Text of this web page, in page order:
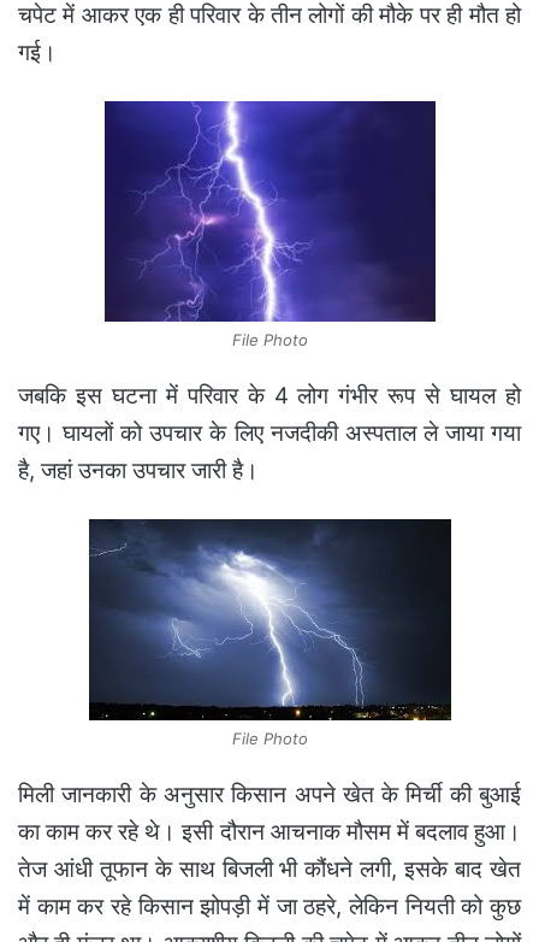
चपेट में आकर एक ही परिवार के तीन लोगों की मौके पर ही मौत हो
गई।
File Photo
जबकि इस घटना में परिवार के 4 लोग गंभीर रूप से घायल हो
गए। घायलों को उपचार के लिए नजदीकी अस्पताल ले जाया गया
है, जहां उनका उपचार जारी है।
File Photo
मिली जानकारी के अनुसार किसान अपने खेत के मिर्ची की बुआई
का काम कर रहे थे। इसी दौरान आचनाक मौसम में बदलाव हुआ।
तेज आंधी तूफान के साथ बिजली भी कौंधने लगी, इसके बाद खेत
में काम कर रहे किसान झोपड़ी में जा ठहरे, लेकिन नियती को कुछ